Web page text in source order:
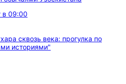
в 09:00